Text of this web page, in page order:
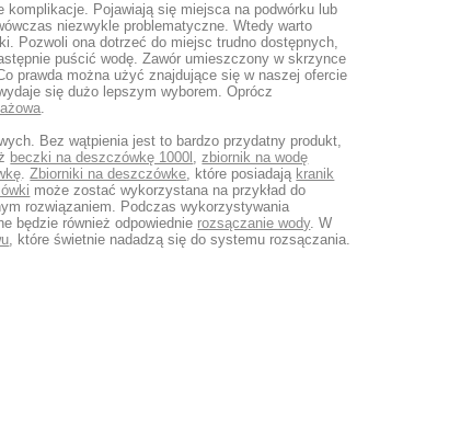
Pojawiają się miejsca na podwórku lub
niezwykle problematyczne. Wtedy warto
Pozwoli ona dotrzeć do miejsc trudno dostępnych,
puścić wodę. Zawór umieszczony w skrzynce
prawda można użyć znajdujące się w naszej ofercie
się dużo lepszym wyborem. Oprócz
.
Bez wątpienia jest to bardzo przydatny produkt,
beczki na deszczówkę 1000l ,zbiornik na wodę
.Zbiorniki na deszczówke, które posiadają kranik
może zostać wykorzystana na przykład do
rozwiązaniem. Podczas wykorzystywania
będzie również odpowiednie rozsączanie wody. W
, które świetnie nadadzą się do systemu rozsączania.